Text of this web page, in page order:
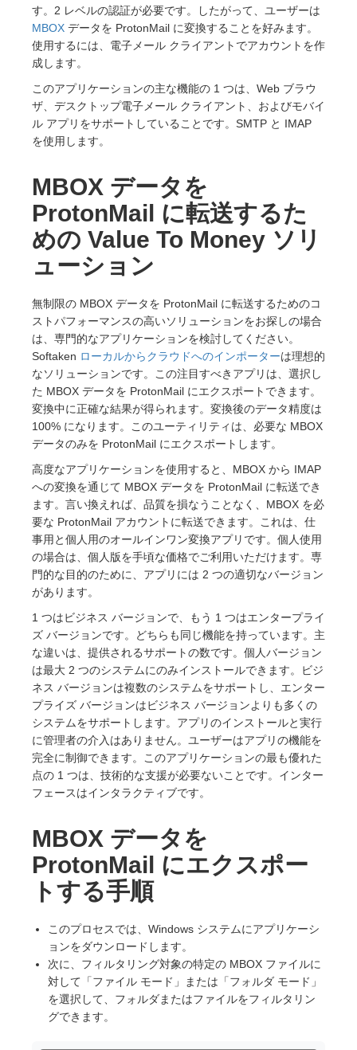
す。2 レベルの認証が必要です。したがって、ユーザーは
MBOX データを ProtonMail に変換することを好みます。
使用するには、電子メール クライアントでアカウントを作
成します。
このアプリケーションの主な機能の 1 つは、Web ブラウ
ザ、デスクトップ電子メール クライアント、およびモバイ
ル アプリをサポートしていることです。SMTP と IMAP
を使用します。
MBOX データを
ProtonMail に転送するた
めの Value To Money ソリ
ューション
無制限の MBOX データを ProtonMail に転送するためのコ
ストパフォーマンスの高いソリューションをお探しの場合
は、専門的なアプリケーションを検討してください。
Softaken ローカルからクラウドへのインポーターは理想的
なソリューションです。この注目すべきアプリは、選択し
た MBOX データを ProtonMail にエクスポートできます。
変換中に正確な結果が得られます。変換後のデータ精度は
100% になります。このユーティリティは、必要な MBOX
データのみを ProtonMail にエクスポートします。
高度なアプリケーションを使用すると、MBOX から IMAP
への変換を通じて MBOX データを ProtonMail に転送でき
ます。言い換えれば、品質を損なうことなく、MBOX を必
要な ProtonMail アカウントに転送できます。これは、仕
事用と個人用のオールインワン変換アプリです。個人使用
の場合は、個人版を手頃な価格でご利用いただけます。専
門的な目的のために、アプリには 2 つの適切なバージョン
があります。
1 つはビジネス バージョンで、もう 1 つはエンタープライ
ズ バージョンです。どちらも同じ機能を持っています。主
な違いは、提供されるサポートの数です。個人バージョン
は最大 2 つのシステムにのみインストールできます。ビジ
ネス バージョンは複数のシステムをサポートし、エンター
プライズ バージョンはビジネス バージョンよりも多くの
システムをサポートします。アプリのインストールと実行
に管理者の介入はありません。ユーザーはアプリの機能を
完全に制御できます。このアプリケーションの最も優れた
点の 1 つは、技術的な支援が必要ないことです。インター
フェースはインタラクティブです。
MBOX データを
ProtonMail にエクスポー
トする手順
このプロセスでは、Windows システムにアプリケーシ
ョンをダウンロードします。
次に、フィルタリング対象の特定の MBOX ファイルに
対して「ファイル モード」または「フォルダ モード」
を選択して、フォルダまたはファイルをフィルタリン
グできます。